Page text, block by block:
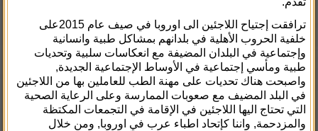
ترافقت إجتياح اللاجئين الى اوروبا في صيف عام 2015على
خلفية الحروب الأهلية في بلدانهم بمشاكل طبية وانسانية
وإجتماعية في البلدان المضيفة مع انعكاسات سلبية وتحديات
طبية ومأسي إجتماعية في الأوساط الإجتماعية الجديدة,
واصبحت هناك تحديات على مهنة الطب للعاملين بها من اللاجئين
في البلد المضيف مع صعوبات الممارسة وعلى الرعاية الصحية
التي تحتاج اليها اللاجئين في الإقامة في التجمعات المكتظة
والمزدحمة, واننا كإتحاد اطباء عرب في اوروبا, ومن خلال